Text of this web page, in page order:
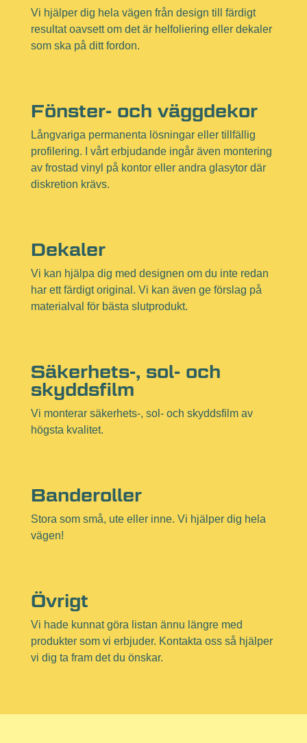
Vi hjälper dig hela vägen från design till färdigt
resultat oavsett om det är helfoliering eller dekaler
som ska på ditt fordon.
Fönster- och väggdekor
Långvariga permanenta lösningar eller tillfällig
profilering. I vårt erbjudande ingår även montering
av frostad vinyl på kontor eller andra glasytor där
diskretion krävs.
Dekaler
Vi kan hjälpa dig med designen om du inte redan
har ett färdigt original. Vi kan även ge förslag på
materialval för bästa slutprodukt.
Säkerhets-, sol- och
skyddsfilm
Vi monterar säkerhets-, sol- och skyddsfilm av
högsta kvalitet.
Banderoller
Stora som små, ute eller inne. Vi hjälper dig hela
vägen!
Övrigt
Vi hade kunnat göra listan ännu längre med
produkter som vi erbjuder. Kontakta oss så hjälper
vi dig ta fram det du önskar.